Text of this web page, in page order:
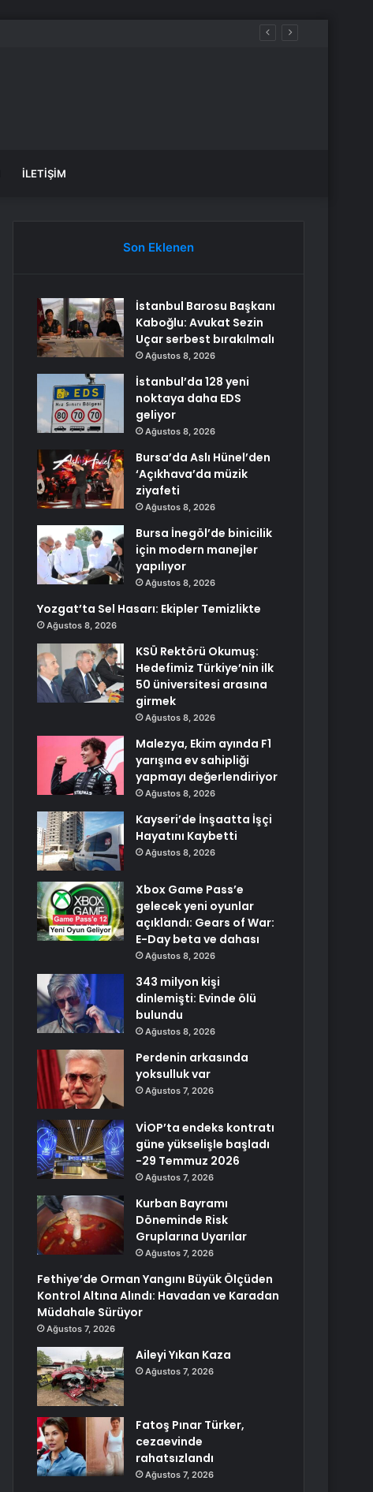
İLETIŞIM
Son Eklenen
İstanbul Barosu Başkanı
Kaboğlu: Avukat Sezin
Uçar serbest bırakılmalı
Ağustos 8, 2026
İstanbul’da 128 yeni
noktaya daha EDS
geliyor
Ağustos 8, 2026
Bursa’da Aslı Hünel’den
‘Açıkhava’da müzik
ziyafeti
Ağustos 8, 2026
Bursa İnegöl’de binicilik
için modern manejler
yapılıyor
Ağustos 8, 2026
Yozgat’ta Sel Hasarı: Ekipler Temizlikte
Ağustos 8, 2026
KSÜ Rektörü Okumuş:
Hedefimiz Türkiye’nin ilk
50 üniversitesi arasına
girmek
Ağustos 8, 2026
Malezya, Ekim ayında F1
yarışına ev sahipliği
yapmayı değerlendiriyor
Ağustos 8, 2026
Kayseri’de İnşaatta İşçi
Hayatını Kaybetti
Ağustos 8, 2026
Xbox Game Pass’e
gelecek yeni oyunlar
açıklandı: Gears of War:
E-Day beta ve dahası
Ağustos 8, 2026
343 milyon kişi
dinlemişti: Evinde ölü
bulundu
Ağustos 8, 2026
Perdenin arkasında
yoksulluk var
Ağustos 7, 2026
VİOP’ta endeks kontratı
güne yükselişle başladı
-29 Temmuz 2026
Ağustos 7, 2026
Kurban Bayramı
Döneminde Risk
Gruplarına Uyarılar
Ağustos 7, 2026
Fethiye’de Orman Yangını Büyük Ölçüden
Kontrol Altına Alındı: Havadan ve Karadan
Müdahale Sürüyor
Ağustos 7, 2026
Aileyi Yıkan Kaza
Ağustos 7, 2026
Fatoş Pınar Türker,
cezaevinde
rahatsızlandı
Ağustos 7, 2026